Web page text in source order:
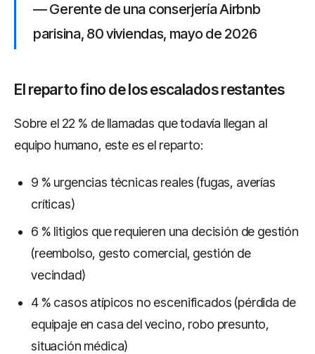
— Gerente de una conserjería Airbnb
parisina, 80 viviendas, mayo de 2026
El reparto fino de los escalados restantes
Sobre el 22 % de llamadas que todavía llegan al
equipo humano, este es el reparto:
9 % urgencias técnicas reales (fugas, averías
críticas)
6 % litigios que requieren una decisión de gestión
(reembolso, gesto comercial, gestión de
vecindad)
4 % casos atípicos no escenificados (pérdida de
equipaje en casa del vecino, robo presunto,
situación médica)